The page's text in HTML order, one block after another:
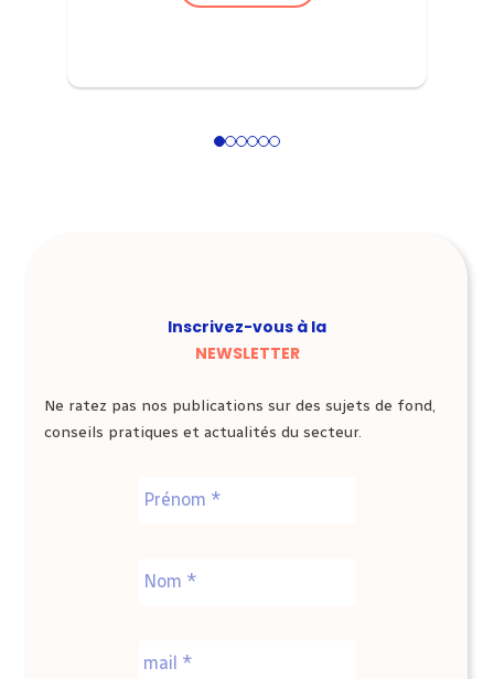
123456
Inscrivez-vous à la
NEWSLETTER
Ne ratez pas nos publications sur des sujets de fond,
conseils pratiques et actualités du secteur.
mail *